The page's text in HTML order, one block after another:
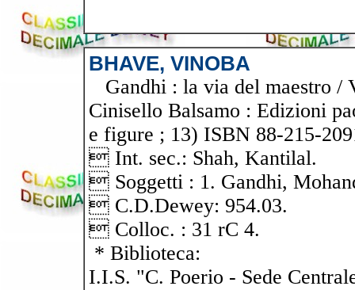
BHAVE, VINOBA
Gandhi : la via del maestro /
Cinisello Balsamo : Edizioni
e figure ; 13) ISBN 88-215-
 Int. sec.: Shah, Kantilal.
 Soggetti : 1. Gandhi,
 C.D.Dewey: 954.03.
 Colloc. : 31 rC 4.
* Biblioteca:
I.I.S. "C. Poerio - Sede